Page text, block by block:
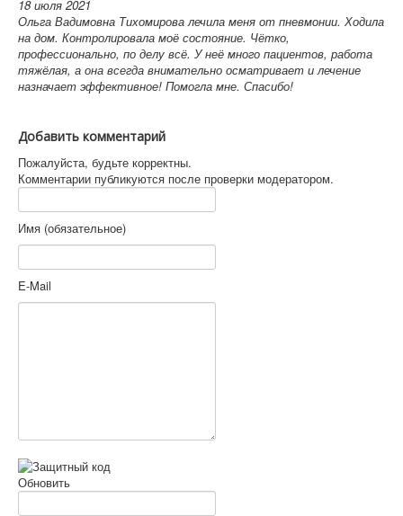
18 июля 2021
Ольга Вадимовна Тихомирова лечила меня от пневмонии. Ходила
на дом. Контролировала моё состояние. Чётко,
профессионально, по делу всё. У неё много пациентов, работа
тяжёлая, а она всегда внимательно осматривает и лечение
назначает эффективное! Помогла мне. Спасибо!
Добавить комментарий
Пожалуйста, будьте корректны.
Комментарии публикуются после проверки модератором.
Имя (обязательное)
E-Mail
Обновить